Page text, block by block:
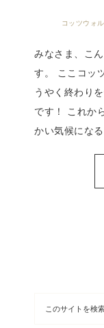
コッツウォ
みなさま、こ
す。 ここコッ
うやく終わり
です！ これか
かい気候にな